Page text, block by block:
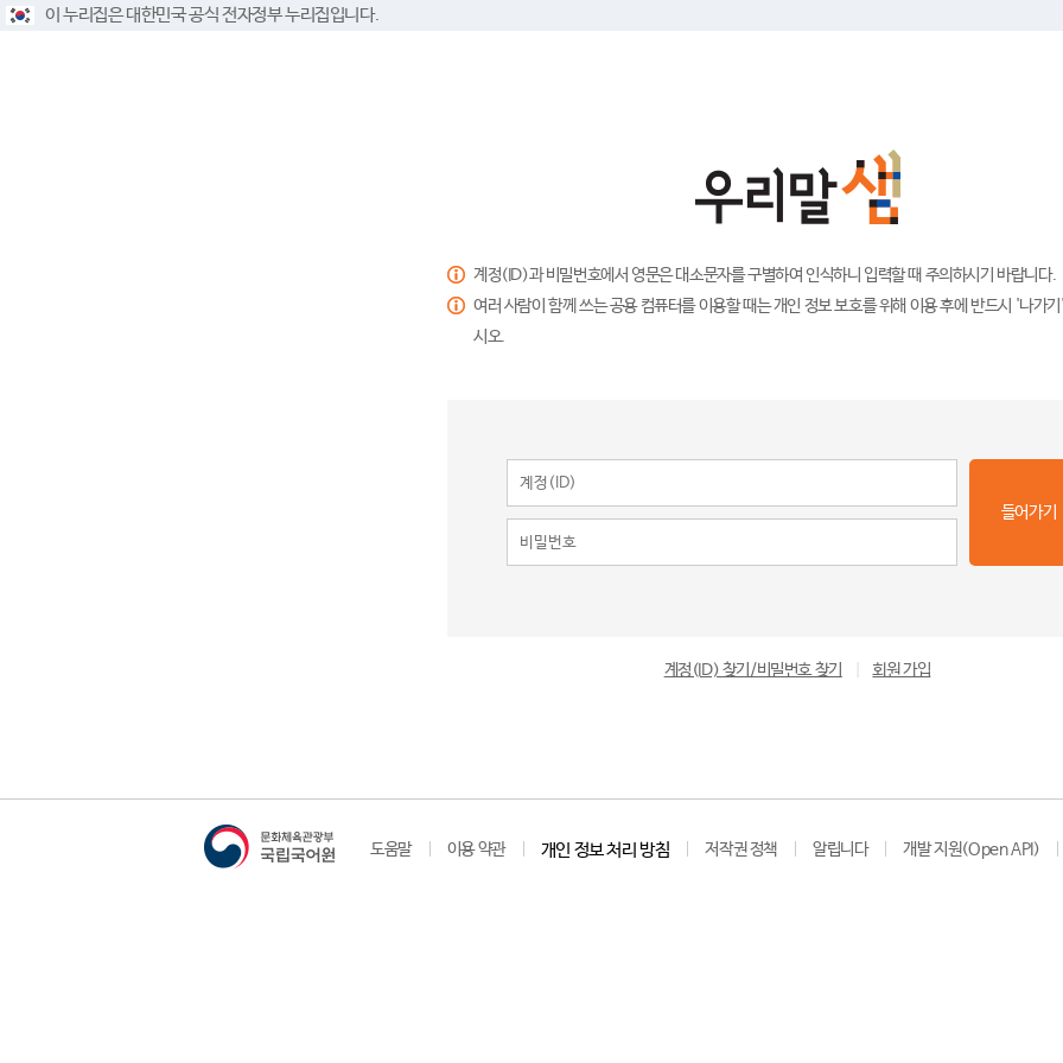
이 누리집은 대한민국 공식 전자정부 누리집입니다.
계정(ID)과 비밀번호에서 영문은 대소문자를 구별하여 인식하니 입력할 때 주의하시기 바랍니다.
여러 사람이 함께 쓰는 공용 컴퓨터를 이용할 때는 개인 정보 보호를 위해 이용 후에 반드시 '나가
시오.
들어가기
계정(ID) 찾기/비밀번호 찾기 회원 가입
도움말 이용 약관 개인 정보 처리 방침 저작권 정책 알립니다 개발 지원(Open API)